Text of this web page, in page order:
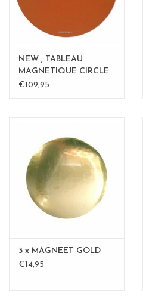
NEW , TABLEAU
MAGNETIQUE CIRCLE
Rouille 50cm
€109,95
3 x MAGNEET GOLD
€14,95